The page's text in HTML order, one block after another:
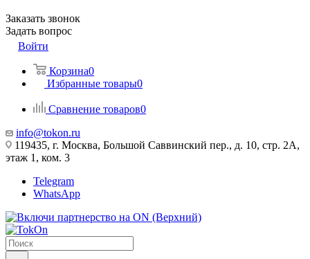
Заказать звонок
Задать вопрос
Войти
Корзина0
Избранные товары0
Сравнение товаров0
info@tokon.ru
119435, г. Москва, Большой Саввинский пер., д. 10, стр. 2А,
этаж 1, ком. 3
Telegram
WhatsApp